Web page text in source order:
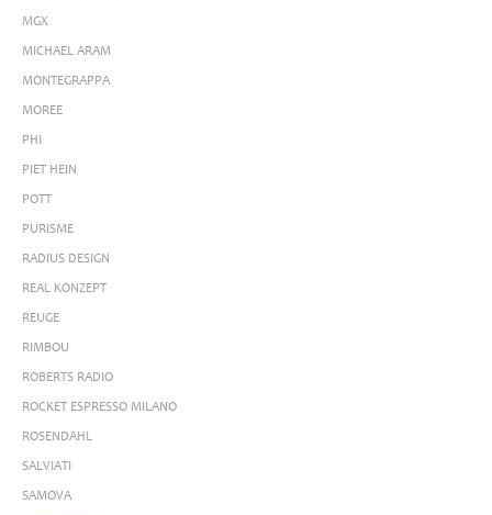
MGX
MICHAEL ARAM
MONTEGRAPPA
MOREE
PHI
PIET HEIN
POTT
PURISME
RADIUS DESIGN
REAL KONZEPT
REUGE
RIMBOU
ROBERTS RADIO
ROCKET ESPRESSO MILANO
ROSENDAHL
SALVIATI
SAMOVA